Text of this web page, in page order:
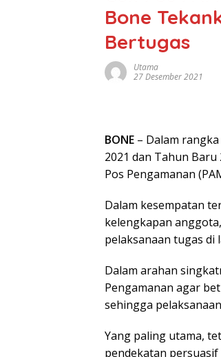
Bone
Bertugas
Utama
27 Desember 2021
BONE – Dalam
2021 dan Tahun
Pos Pengamanan
Dalam kesempatan
kelengkapan
pelaksanaan tugas di
Dalam arahan
Pengamanan agar
sehingga
Yang paling utama,
pendekatan